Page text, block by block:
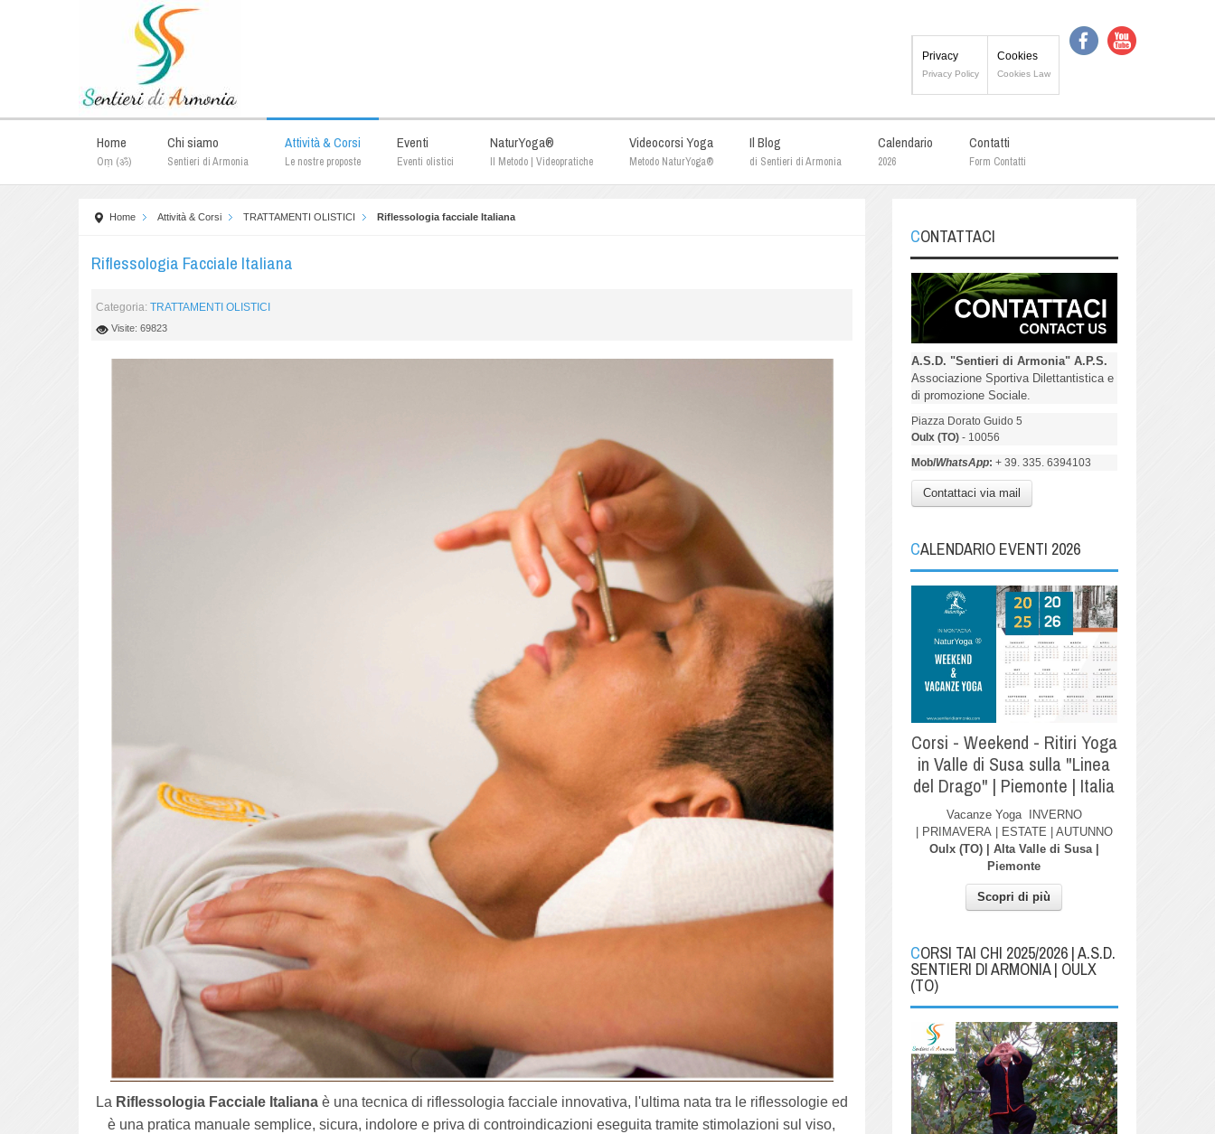
Privacy
Privacy Policy
Cookies
Cookies Law
Home
Oṃ (ॐ)
Chi siamo
Sentieri di Armonia
Attività & Corsi
Le nostre proposte
Eventi
Eventi olistici
NaturYoga®
Il Metodo | Videopratiche
Videocorsi Yoga
Metodo NaturYoga®
Il Blog
di Sentieri di Armonia
Calendario
2026
Contatti
Form Contatti
Home Attività & Corsi TRATTAMENTI OLISTICI Riflessologia facciale Italiana
Riflessologia Facciale Italiana
Categoria:TRATTAMENTI OLISTICI
Visite: 69823
La Riflessologia Facciale Italianaè una tecnica di riflessologia facciale innovativa, l'ultima nata tra le riflessologie ed
è una pratica manuale semplice, sicura, indolore e priva di controindicazioni eseguita tramite stimolazioni sul viso,
CONTATTACI
A.S.D. "Sentieri di Armonia" A.P.S.
Associazione Sportiva Dilettantistica e
di promozione Sociale.
Piazza Dorato Guido 5
Oulx (TO)- 10056
Mob/WhatsApp: + 39. 335. 6394103
Contattaci via mail
CALENDARIO EVENTI 2026
Corsi - Weekend - Ritiri Yoga
in Valle di Susa sulla "Linea
del Drago" | Piemonte | Italia
Vacanze Yoga INVERNO
| PRIMAVERA | ESTATE | AUTUNNO
Oulx (TO) | Alta Valle di Susa |
Piemonte
Scopri di più
CORSI TAI CHI 2025/2026 | A.S.D.
SENTIERI DI ARMONIA | OULX
(TO)